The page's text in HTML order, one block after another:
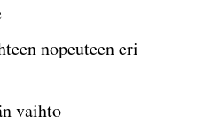
nopeuteen eri
vaihto